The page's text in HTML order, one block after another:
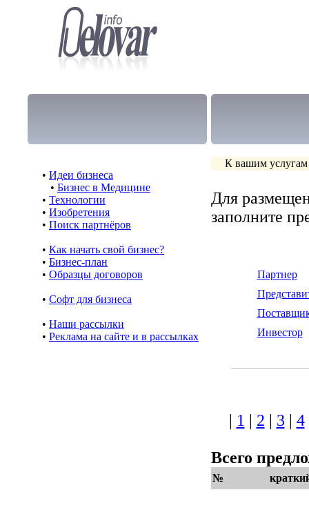
• Идеи бизнеса
• Бизнес в Медицине
• Технологии
• Изобретения
• Поиск партнёров
• Как начать свой бизнес?
• Бизнес-план
• Образцы договоров
• Cофт для бизнеса
• Наши рассылки
• Реклама на сайте и в рассылках
К вашим услугам
Для
заполните
Партнер
Инвестор
| 1 | 2 | 3 | 4
Всего
№